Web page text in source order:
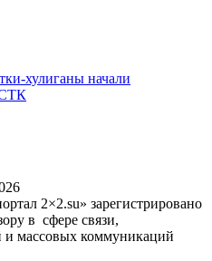
хулиганы начали
2×2.su» зарегистрировано
в сфере связи,
массовых коммуникаций